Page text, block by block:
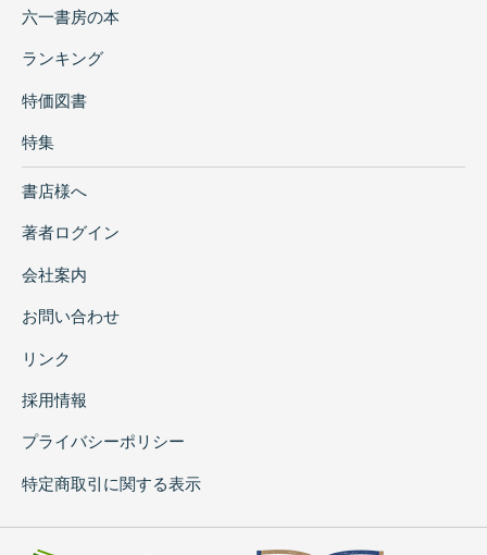
六一書房の本
ランキング
特価図書
特集
書店様へ
著者ログイン
会社案内
お問い合わせ
リンク
採用情報
プライバシーポリシー
特定商取引に関する表示